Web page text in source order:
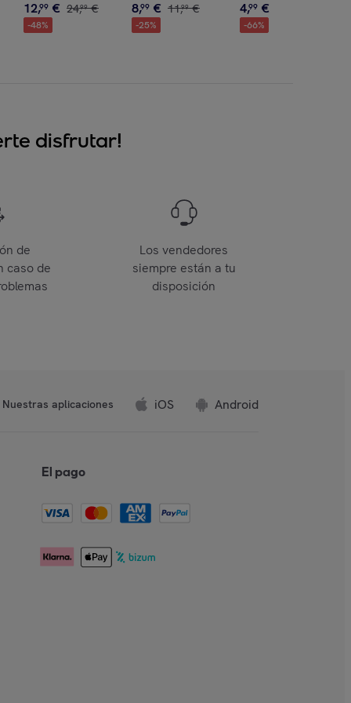
12,99 € 24,99 €
-48%
8,99 € 11,99 €
-25%
4,99 €
-66%
disfrutar!
de
caso de
Los vendedores
siempre están a tu
disposición
Nuestras aplicaciones iOS Android
El pago